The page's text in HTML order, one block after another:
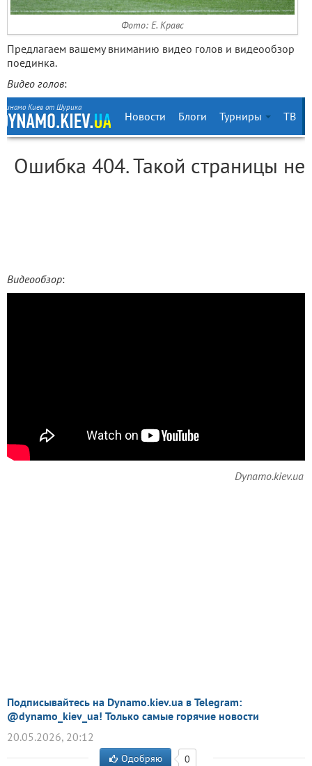
Фото: Е. Кравс
Предлагаем вашему вниманию видео голов и видеообзор
поединка.
Видео голов:
Видеообзор:
Dynamo.kiev.ua
Подписывайтесь на Dynamo.kiev.ua в Telegram:
@dynamo_kiev_ua! Только самые горячие новости
20.05.2026, 20:12
Одобряю 0